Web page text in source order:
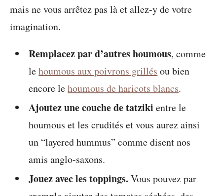
mais ne vous arrêtez pas là et allez-y de votre
imagination.
Remplacez par d’autres houmous, comme
lehoumous aux poivrons grillés ou bien
encore lehoumous de haricots blancs.
Ajoutez une couche de tatziki entre le
houmous et les crudités et vous aurez ainsi
un “layered hummus” comme disent nos
amis anglo-saxons.
Jouez avec les toppings. Vous pouvez par